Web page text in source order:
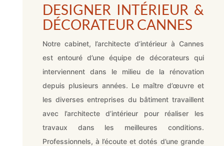
DESIGNER INTÉRIEUR &
DÉCORATEUR CANNES
Notre cabinet, l’architecte d’intérieur à Cannes
est entouré d’une équipe de décorateurs qui
interviennent dans le milieu de la rénovation
depuis plusieurs années. Le maître d’œuvre et
les diverses entreprises du bâtiment travaillent
avec l’architecte d’intérieur pour réaliser les
travaux dans les meilleures conditions.
Professionnels, à l’écoute et dotés d’une grande